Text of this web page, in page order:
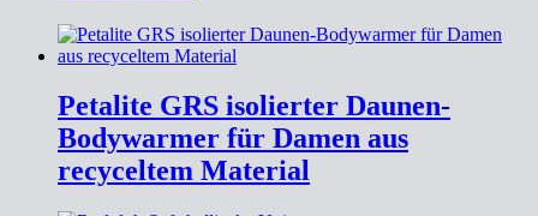
Petalite GRS isolierter Daunen-
Bodywarmer für Damen aus
recyceltem Material